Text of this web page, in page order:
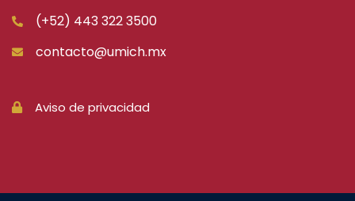
(+52) 443 322 3500
contacto@umich.mx
Aviso de privacidad